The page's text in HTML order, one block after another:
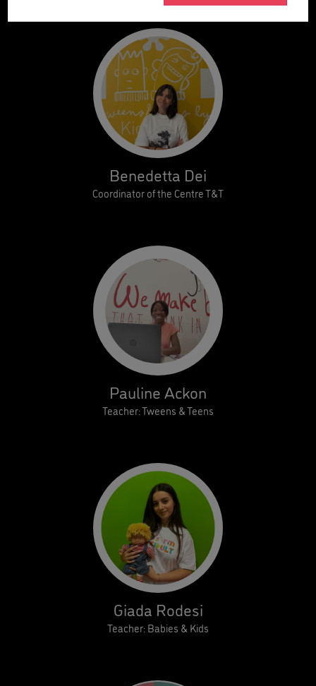
Benedetta Dei
Coordinator of the Centre T&T
Pauline Ackon
Teacher: Tweens & Teens
Giada Rodesi
Teacher: Babies & Kids